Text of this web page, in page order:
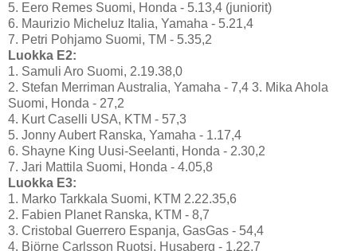
5. Eero Remes Suomi, Honda - 5.13,4 (juniorit)
6. Maurizio Micheluz Italia, Yamaha - 5.21,4
7. Petri Pohjamo Suomi, TM - 5.35,2
Luokka E2:
1. Samuli Aro Suomi, 2.19.38,0
2. Stefan Merriman Australia, Yamaha - 7,4 3. Mika Ahola
Suomi, Honda - 27,2
4. Kurt Caselli USA, KTM - 57,3
5. Jonny Aubert Ranska, Yamaha - 1.17,4
6. Shayne King Uusi-Seelanti, Honda - 2.30,2
7. Jari Mattila Suomi, Honda - 4.05,8
Luokka E3:
1. Marko Tarkkala Suomi, KTM 2.22.35,6
2. Fabien Planet Ranska, KTM - 8,7
3. Cristobal Guerrero Espanja, GasGas - 54,4
4. Björne Carlsson Ruotsi, Husaberg - 1.22,7